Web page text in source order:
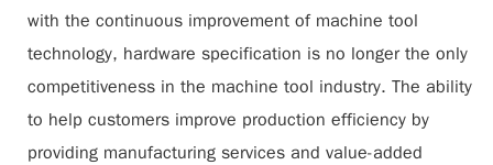
with the continuous improvement of machine tool
technology, hardware specification is no longer the only
competitiveness in the machine tool industry. The ability
to help customers improve production efficiency by
providing manufacturing services and value-added